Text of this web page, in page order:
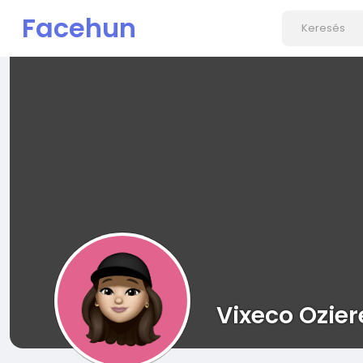
Facehun
Vixeco